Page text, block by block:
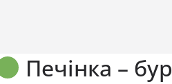
Печінка –